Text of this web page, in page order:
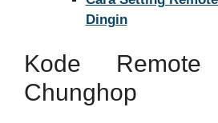
Dingin
Kode
Chunghop